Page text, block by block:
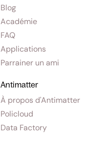
Blog
Académie
FAQ
Applications
Parrainer un ami
Antimatter
À propos d'Antimatter
Policloud
Data Factory